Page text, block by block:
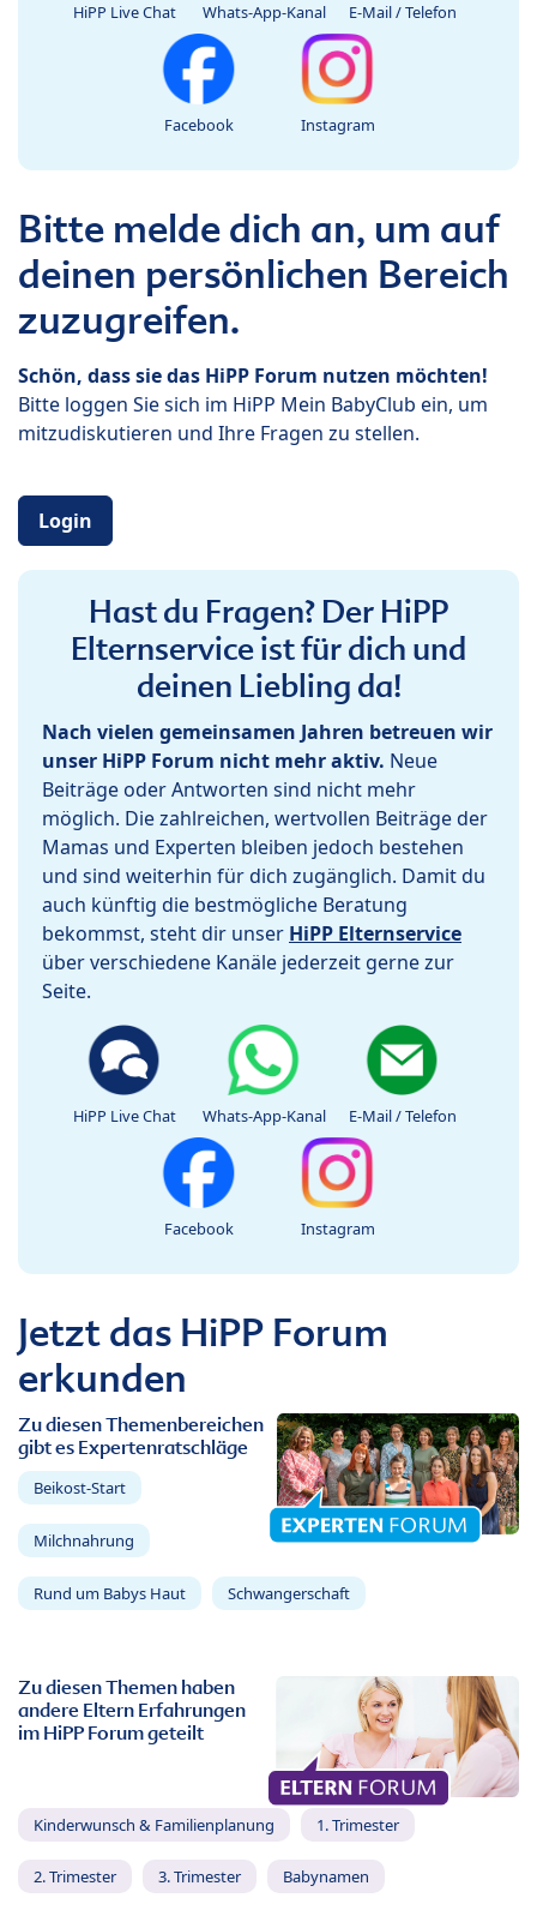
HiPP Live Chat Whats-App-Kanal E-Mail / Telefon
Facebook Instagram
Bitte melde dich an, um auf
deinen persönlichen Bereich
zuzugreifen.
Schön, dass sie das HiPP Forum nutzen möchten!
Bitte loggen Sie sich im HiPP Mein BabyClub ein, um
mitzudiskutieren und Ihre Fragen zu stellen.
Login
Hast du Fragen? Der HiPP
Elternservice ist für dich und
deinen Liebling da!
Nach vielen gemeinsamen Jahren betreuen wir
unser HiPP Forum nicht mehr aktiv. Neue
Beiträge oder Antworten sind nicht mehr
möglich. Die zahlreichen, wertvollen Beiträge der
Mamas und Experten bleiben jedoch bestehen
und sind weiterhin für dich zugänglich. Damit du
auch künftig die bestmögliche Beratung
bekommst, steht dir unser HiPP Elternservice
über verschiedene Kanäle jederzeit gerne zur
Seite.
HiPP Live Chat Whats-App-Kanal E-Mail / Telefon
Facebook Instagram
Jetzt das HiPP Forum
erkunden
Zu diesen Themenbereichen
gibt es Expertenratschläge
Beikost-Start
Milchnahrung
Rund um Babys Haut Schwangerschaft
Zu diesen Themen haben
andere Eltern Erfahrungen
im HiPP Forum geteilt
Kinderwunsch & Familienplanung 1. Trimester
2. Trimester 3. Trimester Babynamen